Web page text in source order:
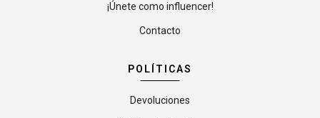
¡Únete como influencer!
Contacto
POLÍTICAS
Devoluciones